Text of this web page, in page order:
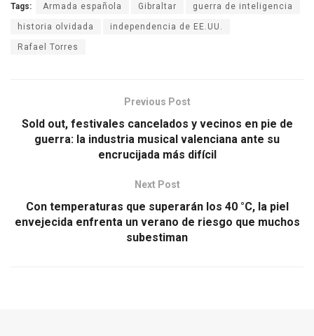
Tags: Armada española Gibraltar guerra de inteligencia
historia olvidada independencia de EE.UU.
Rafael Torres
Previous Post
Sold out, festivales cancelados y vecinos en pie de
guerra: la industria musical valenciana ante su
encrucijada más difícil
Next Post
Con temperaturas que superarán los 40 °C, la piel
envejecida enfrenta un verano de riesgo que muchos
subestiman